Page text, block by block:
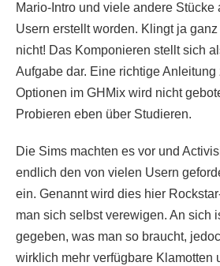
Mario-Intro und viele andere
Usern erstellt worden. Klingt ja
nicht! Das Komponieren stellt sich
Aufgabe dar. Eine richtige
Optionen im GHMix wird nicht
Probieren eben über Studieren.
Die Sims machten es vor und
endlich den von vielen Usern
ein. Genannt wird dies hier
man sich selbst verewigen. An sich
gegeben, was man so braucht,
wirklich mehr verfügbare Klamotten